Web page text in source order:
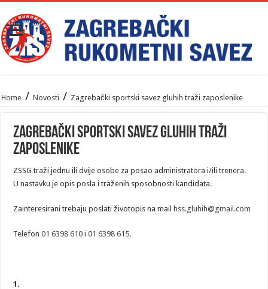
Home / Novosti / Zagrebački sportski savez gluhih traži zaposlenike
Zagrebački sportski savez gluhih traži
zaposlenike
ZSSG traži jednu ili dvije osobe za posao administratora i/ili trenera.
U nastavku je opis posla i traženih sposobnosti kandidata.
Zainteresirani trebaju poslati životopis na mailhss.gluhih@gmail.com
Telefon01 6398 610 i01 6398 615.
1.